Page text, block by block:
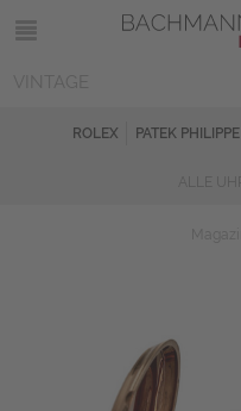
ROLEX PATEK PHILIPPE